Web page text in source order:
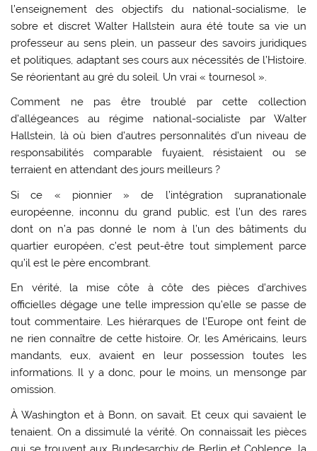
l’enseignement des objectifs du national-socialisme, le
sobre et discret Walter Hallstein aura été toute sa vie un
professeur au sens plein, un passeur des savoirs juridiques
et politiques, adaptant ses cours aux nécessités de l’Histoire.
Se réorientant au gré du soleil. Un vrai « tournesol ».
Comment ne pas être troublé par cette collection
d’allégeances au régime national-socialiste par Walter
Hallstein, là où bien d’autres personnalités d’un niveau de
responsabilités comparable fuyaient, résistaient ou se
terraient en attendant des jours meilleurs ?
Si ce « pionnier » de l’intégration supranationale
européenne, inconnu du grand public, est l’un des rares
dont on n’a pas donné le nom à l’un des bâtiments du
quartier européen, c’est peut-être tout simplement parce
qu’il est le père encombrant.
En vérité, la mise côte à côte des pièces d’archives
officielles dégage une telle impression qu’elle se passe de
tout commentaire. Les hiérarques de l’Europe ont feint de
ne rien connaître de cette histoire. Or, les Américains, leurs
mandants, eux, avaient en leur possession toutes les
informations. Il y a donc, pour le moins, un mensonge par
omission.
À Washington et à Bonn, on savait. Et ceux qui savaient le
tenaient. On a dissimulé la vérité. On connaissait les pièces